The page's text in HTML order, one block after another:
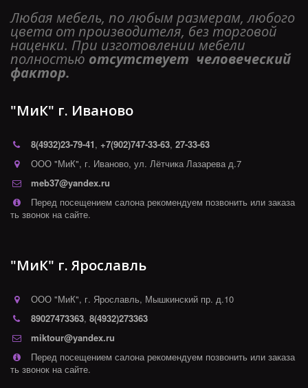
Любая мебель, по любым размерам, любого
цвета от производителя, без торговой
наценки. При изготовлении мебели
полностью отсутствует  человеческий
фактор.
"МиК" г. Иваново
8(4932)23-79-41, +7(902)747-33-63, 27-33-63
ООО "МиК", г. Иваново, ул. Лётчика Лазарева д.7
meb37@yandex.ru
Перед посещением салона рекомендуем позвонить или заказа
ть звонок на сайте.
"МиК" г. Ярославль
ООО "МиК", г. Ярославль, Мышкинский пр. д.10
89027473363, 8(4932)273363
miktour@yandex.ru
Перед посещением салона рекомендуем позвонить или заказа
ть звонок на сайте.